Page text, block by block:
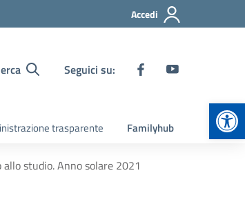
Accedi
Seguici su:
trasparente Familyhub
studio. Anno solare 2021